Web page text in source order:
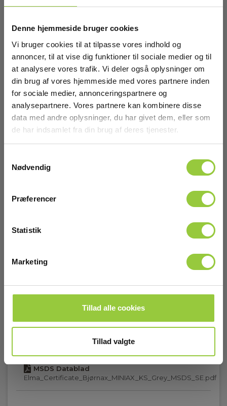
Denne hjemmeside bruger cookies
Vi bruger cookies til at tilpasse vores indhold og
annoncer, til at vise dig funktioner til sociale medier og til
at analysere vores trafik. Vi deler også oplysninger om
din brug af vores hjemmeside med vores partnere inden
for sociale medier, annonceringspartnere og
analysepartnere. Vores partnere kan kombinere disse
data med andre oplysninger, du har givet dem, eller som
de har indsamlet fra din brug af deres tjenester.
Nødvendig
Præferencer
Statistik
Marketing
Tillad alle cookies
Tillad valgte
Røgpatroner
Volumen (m³):
Røgtype:
Grå
65
9
Download
MSDS Datablad
Elma_Certificate_Bjørnax_MINIAX_KS_Grey_MSDS_DK.pdf
Elma_Certificate_Bjørnax_MINIAX_KS_Grey_MSDS_EN.pdf
Elma_Certificate_Bjørnax_MINIAX_KS_Grey_MSDS_NO.pdf
MSDS Datablad
Elma_Certificate_Bjørnax_MINIAX_KS_Grey_MSDS_SE.pdf